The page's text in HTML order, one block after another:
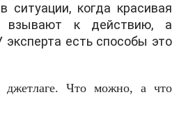
ситуации, когда красивая
взывают к действию, а
эксперта есть способы это
Что можно, а что